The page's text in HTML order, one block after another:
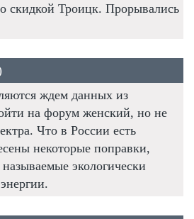
скидкой Троицк. Прорывались
ждем данных из
на форум женский, но не
Что в России есть
некоторые поправки,
экологически